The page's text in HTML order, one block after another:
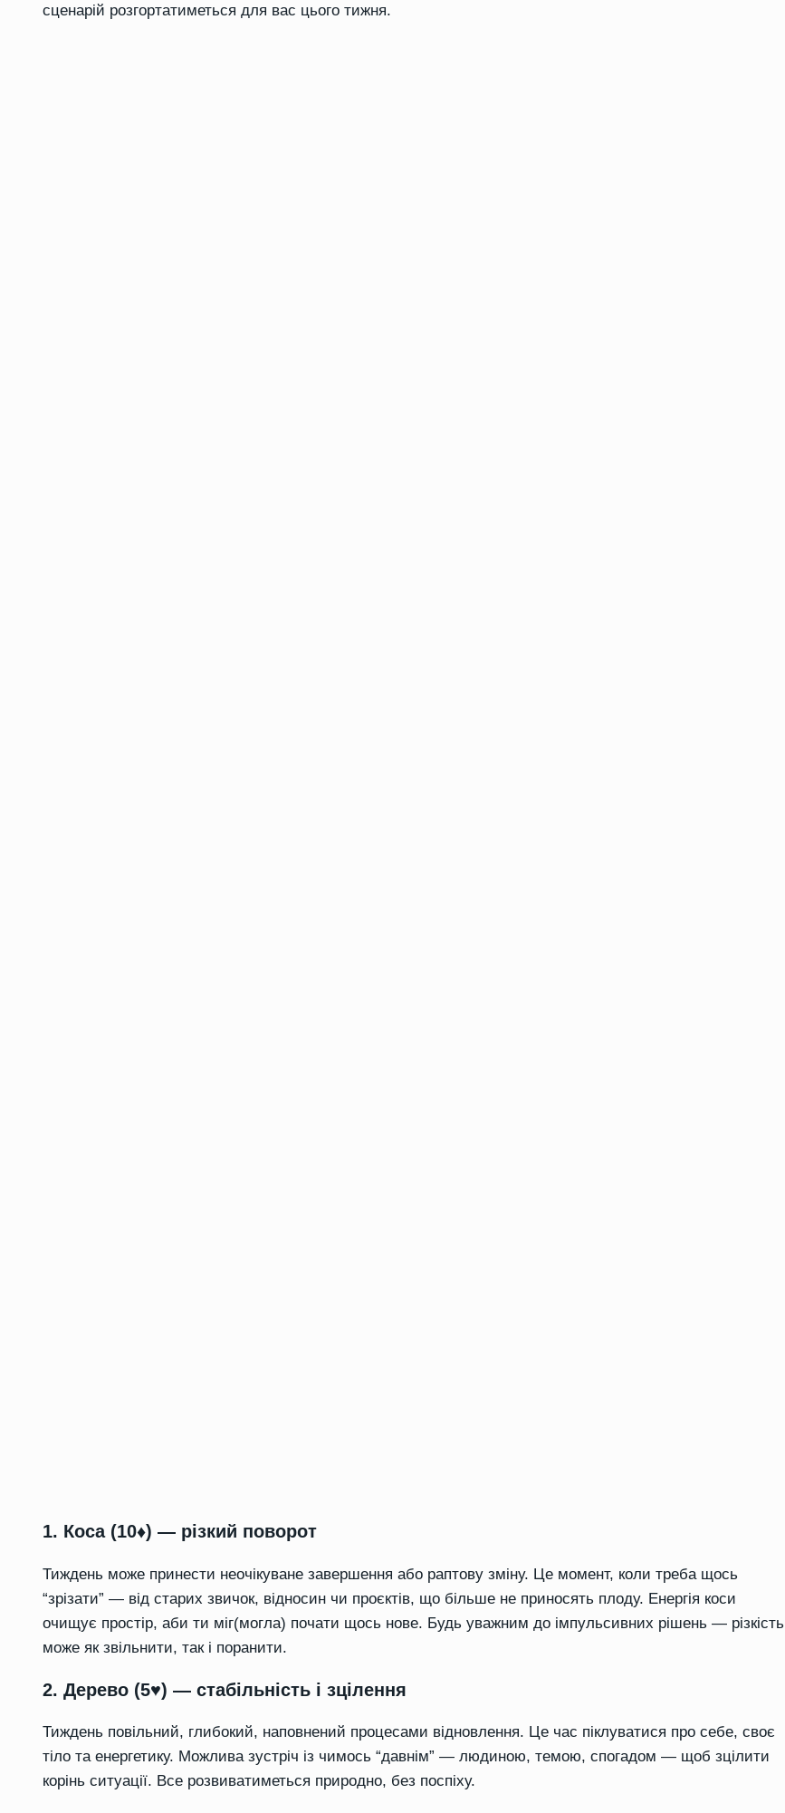
сценарій розгортатиметься для вас цього тижня.
1. Коса (10♦) — різкий поворот
Тиждень може принести неочікуване завершення або раптову зміну. Це момент, коли треба щось
“зрізати” — від старих звичок, відносин чи проєктів, що більше не приносять плоду. Енергія коси
очищує простір, аби ти міг(могла) почати щось нове. Будь уважним до імпульсивних рішень — різкість
може як звільнити, так і поранити.
2. Дерево (5♥) — стабільність і зцілення
Тиждень повільний, глибокий, наповнений процесами відновлення. Це час піклуватися про себе, своє
тіло та енергетику. Можлива зустріч із чимось “давнім” — людиною, темою, спогадом — щоб зцілити
корінь ситуації. Все розвиватиметься природно, без поспіху.